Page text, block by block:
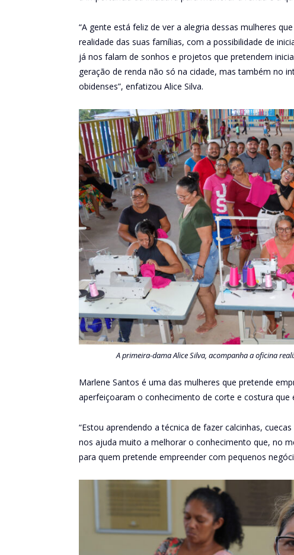
“A gente está feliz de ver a alegria dessas mulheres
realidade das suas famílias, com a possibilidade de
já nos falam de sonhos e projetos que pretendem
geração de renda não só na cidade, mas também no
obidenses”, enfatizou Alice Silva.
A primeira-dama Alice Silva, acompanha a oficina
Marlene Santos é uma das mulheres que pretende
aperfeiçoaram o conhecimento de corte e costura que
“Estou aprendendo a técnica de fazer calcinhas,
nos ajuda muito a melhorar o conhecimento que, no
para quem pretende empreender com pequenos